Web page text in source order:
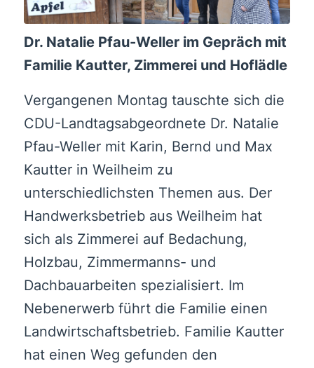
Dr. Natalie Pfau-Weller im Gepräch mit
Familie Kautter, Zimmerei und Hoflädle
Vergangenen Montag tauschte sich die
CDU-Landtagsabgeordnete Dr. Natalie
Pfau-Weller mit Karin, Bernd und Max
Kautter in Weilheim zu
unterschiedlichsten Themen aus. Der
Handwerksbetrieb aus Weilheim hat
sich als Zimmerei auf Bedachung,
Holzbau, Zimmermanns- und
Dachbauarbeiten spezialisiert. Im
Nebenerwerb führt die Familie einen
Landwirtschaftsbetrieb. Familie Kautter
hat einen Weg gefunden den